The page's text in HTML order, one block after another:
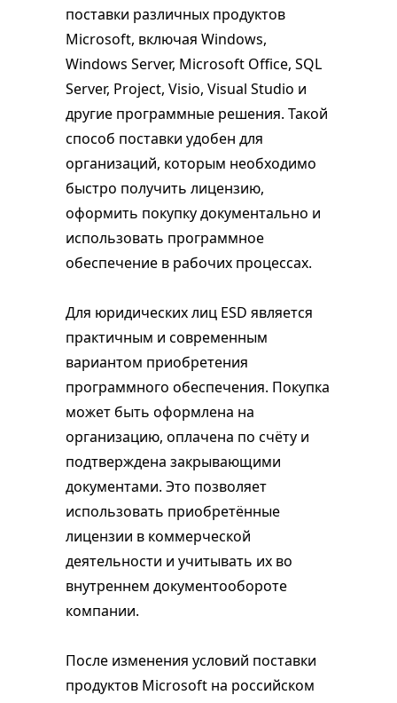
поставки различных продуктов
Microsoft, включая Windows,
Windows Server, Microsoft Office, SQL
Server, Project, Visio, Visual Studio и
другие программные решения. Такой
способ поставки удобен для
организаций, которым необходимо
быстро получить лицензию,
оформить покупку документально и
использовать программное
обеспечение в рабочих процессах.
Для юридических лиц ESD является
практичным и современным
вариантом приобретения
программного обеспечения. Покупка
может быть оформлена на
организацию, оплачена по счёту и
подтверждена закрывающими
документами. Это позволяет
использовать приобретённые
лицензии в коммерческой
деятельности и учитывать их во
внутреннем документообороте
компании.
После изменения условий поставки
продуктов Microsoft на российском